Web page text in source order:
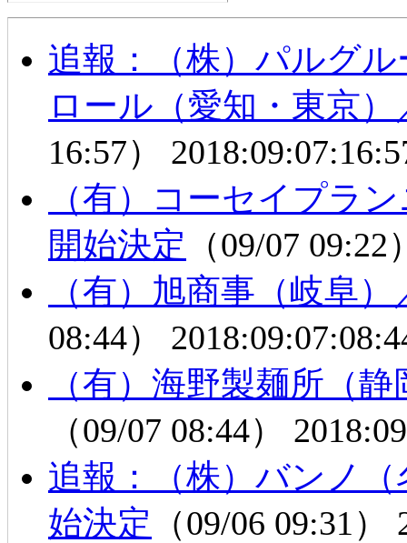
追報：（株）パルグ
ロール（愛知・東京
16:57）
（有）コーセイプラ
開始決定 （09/07
（有）旭商事（岐阜
08:44）
（有）海野製麺所（
（09/07 08:44）
追報：（株）バンノ
始決定 （09/06 09:31）